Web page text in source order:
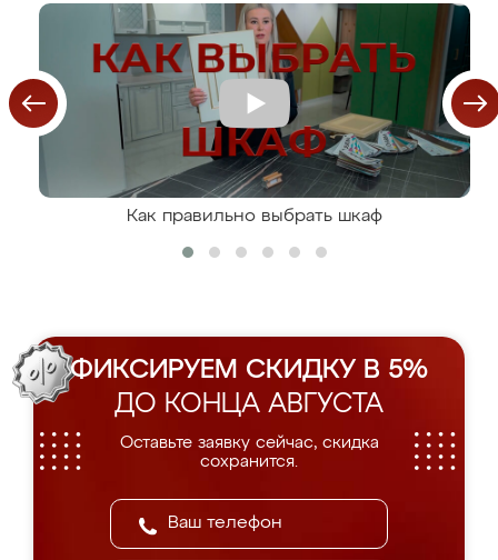
Как правильно выбрать шкаф
ФИКСИРУЕМ СКИДКУ В 5%
ДО КОНЦА АВГУСТА
Оставьте заявку сейчас, скидка
сохранится.